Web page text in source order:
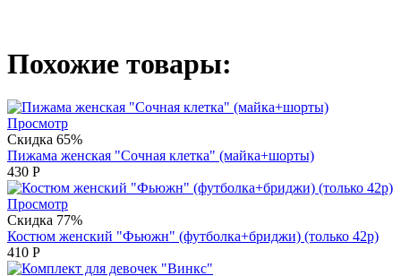
Похожие товары:
Просмотр
Скидка 65%
Пижама женская "Сочная клетка" (майка+шорты)
430 Р
Просмотр
Скидка 77%
Костюм женский "Фьюжн" (футболка+бриджи) (только 42р)
410 Р